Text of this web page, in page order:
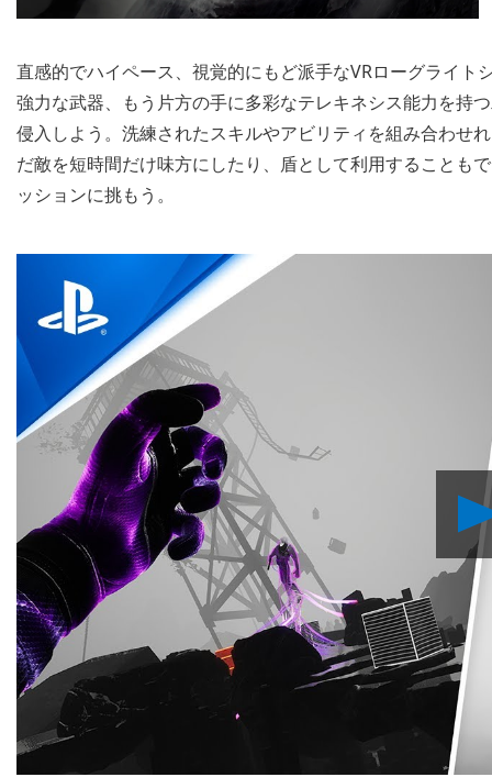
直感的でハイペース、視覚的にもど派手なVRローグライ
強力な武器、もう片方の手に多彩なテレキネシス能力を持
侵入しよう。洗練されたスキルやアビリティを組み合わせ
だ敵を短時間だけ味方にしたり、盾として利用することも
ッションに挑もう。